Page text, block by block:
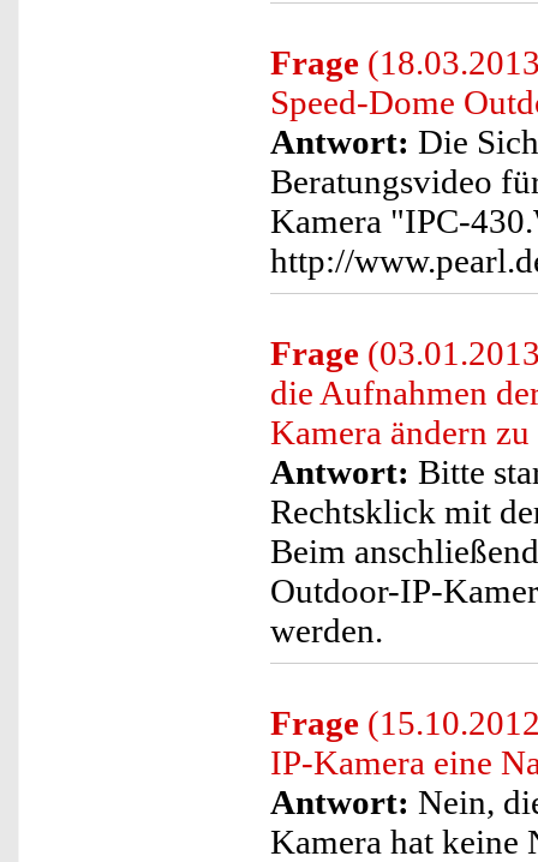
Frage
Speed-Dome
Antwort: Die
Beratungsvideo
Kamera "IPC-
http://
Frage
die Aufnahmen
Kamera ändern
Antwort: Bitte
Rechtsklick mit
Beim
Outdoor-IP-
werden.
Frage
IP-Kamera eine
Antwort: Nein,
Kamera hat keine